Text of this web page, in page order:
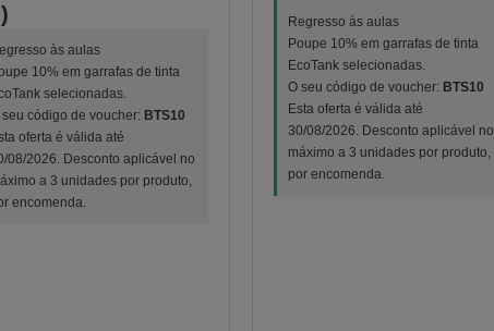
às aulas
10% em garrafas de tinta
selecionadas.
seu código de voucher: BTS10
oferta é válida até
08/2026. Desconto aplicável no
a 3 unidades por produto,
encomenda.
Regresso às aulas
Poupe 10% em garrafas de tinta
EcoTank selecionadas.
O seu código de voucher: BTS10
Esta oferta é válida até
30/08/2026. Desconto aplicável no
máximo a 3 unidades por produto,
por encomenda.